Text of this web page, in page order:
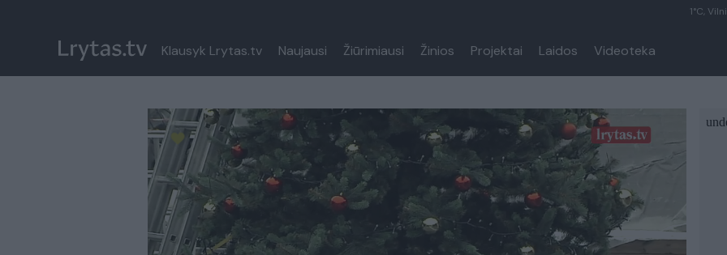
1°C,
Klausyk Lrytas.tv Naujausi Žiūrimiausi Žinios Projektai Laidos Videoteka
Paremkite Ukrainą